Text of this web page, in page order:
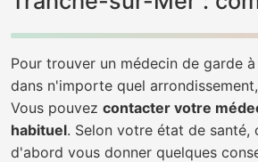
Pour trouver un médecin de garde
dans n'importe quel
Vous pouvez contacter votre
habituel. Selon votre état de santé,
d'abord vous donner quelques